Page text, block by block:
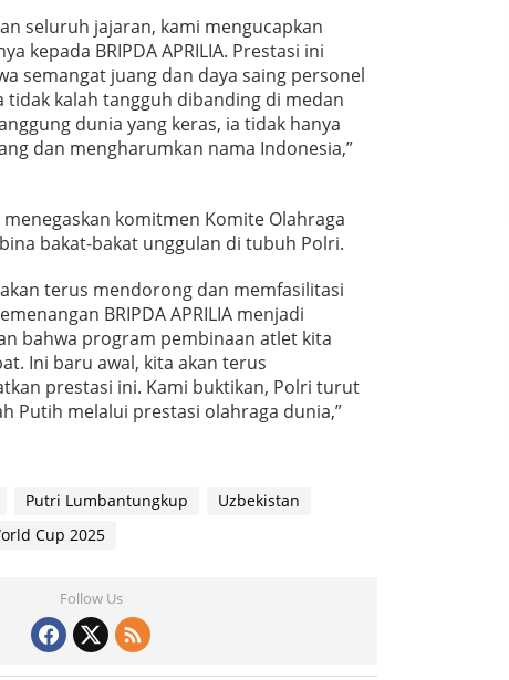
seluruh jajaran, kami mengucapkan
kepada BRIPDA APRILIA. Prestasi ini
semangat juang dan daya saing personel
tidak kalah tangguh dibanding di medan
dunia yang keras, ia tidak hanya
dan mengharumkan nama Indonesia,”
menegaskan komitmen Komite Olahraga
bakat-bakat unggulan di tubuh Polri.
terus mendorong dan memfasilitasi
BRIPDA APRILIA menjadi
bahwa program pembinaan atlet kita
Ini baru awal, kita akan terus
prestasi ini. Kami buktikan, Polri turut
Putih melalui prestasi olahraga dunia,”
Putri Lumbantungkup
Uzbekistan
Cup 2025
Follow Us